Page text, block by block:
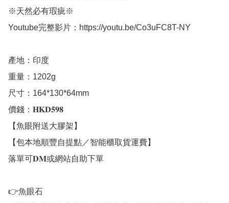
※天然必有瑕疵※
Youtube完整影片：https://youtu.be/Co3uFC8T-NY
產地：印度
重量：1202g
尺寸：164*130*64mm
價錢：𝐇𝐊𝐃𝟓𝟗𝟖
【魚眼附送大膠架】
【包本地順豐自提點／智能櫃取貨運費】
落單可𝐃𝐌或網站自助下單
👉魚眼石